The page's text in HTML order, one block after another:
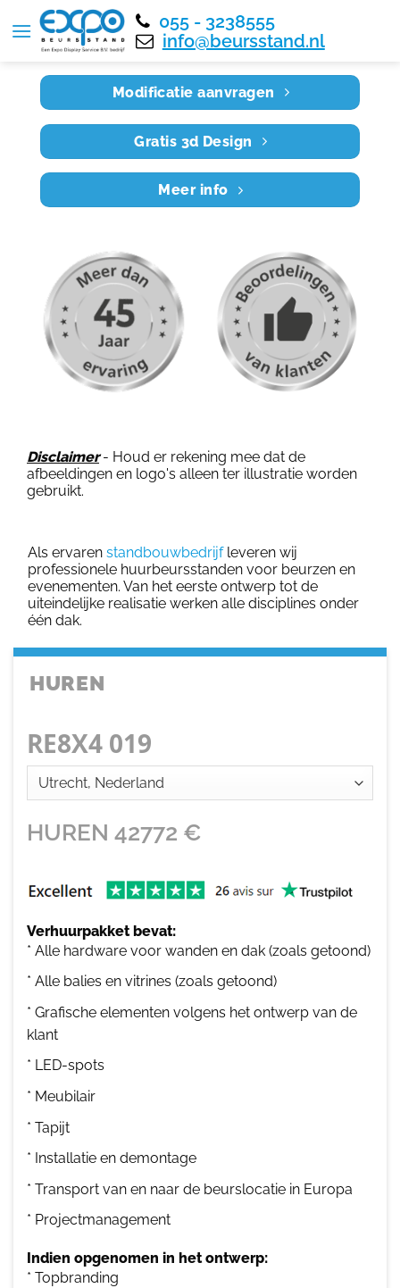
055 - 3238555
info@beursstand.nl
Home RE8X4 019
Modificatie aanvragen
Gratis 3d Design
Meer info
Disclaimer- Houd er rekening mee dat de
afbeeldingen en logo's alleen ter illustratie worden
gebruikt.
Als ervaren standbouwbedrijfleveren wij
professionele huurbeursstanden voor beurzen en
evenementen. Van het eerste ontwerp tot de
uiteindelijke realisatie werken alle disciplines onder
één dak.
HUREN
RE8X4 019
HUREN 42772 €
Verhuurpakket bevat:
* Alle hardware voor wanden en dak (zoals getoond)
* Alle balies en vitrines (zoals getoond)
* Grafische elementen volgens het ontwerp van de
klant
* LED-spots
* Meubilair
* Tapijt
* Installatie en demontage
* Transport van en naar de beurslocatie in Europa
* Projectmanagement
Indien opgenomen in het ontwerp:
* Topbranding